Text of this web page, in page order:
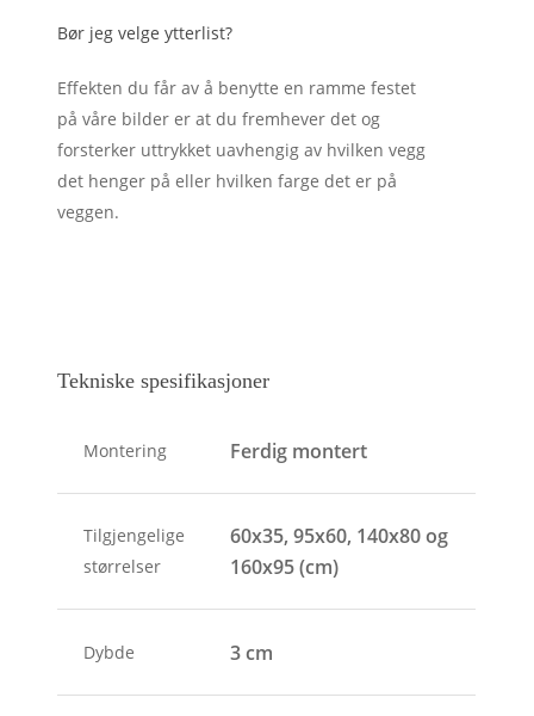
Bør jeg velge ytterlist?
Effekten du får av å benytte en ramme festet
på våre bilder er at du fremhever det og
forsterker uttrykket uavhengig av hvilken vegg
det henger på eller hvilken farge det er på
veggen.
Tekniske spesifikasjoner
Montering Ferdig montert
Tilgjengelige
størrelser
60x35, 95x60, 140x80 og
160x95 (cm)
Dybde 3 cm